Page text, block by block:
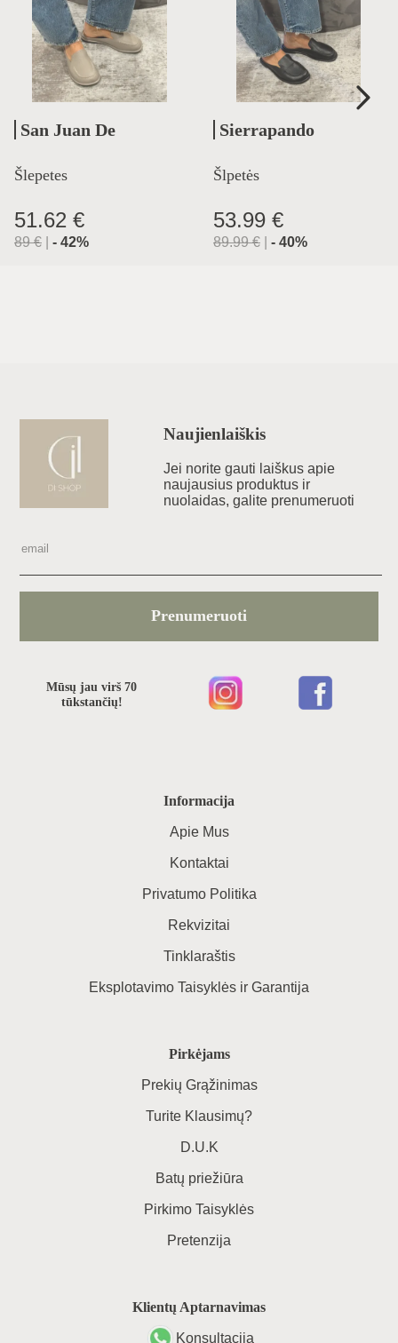
San Juan De
Šlepetes
51.62 €
89€ - 42%
Sierrapando
Šlpetės
53.99 €
89.99€ - 40%
Informacija
Apie Mus
Kontaktai
Privatumo Politika
Rekvizitai
Tinklaraštis
Eksplotavimo Taisyklės ir Garantija
Pirkėjams
Prekių Grąžinimas
Turite Klausimų?
D.U.K
Batų priežiūra
Pirkimo Taisyklės
Pretenzija
Klientų Aptarnavimas
Konsultacija
Naujienlaiškis
Jei norite gauti laiškus apie
naujausius produktus ir
nuolaidas, galite prenumeruoti
Prenumeruoti
Mūsų jau virš 70
tūkstančių!